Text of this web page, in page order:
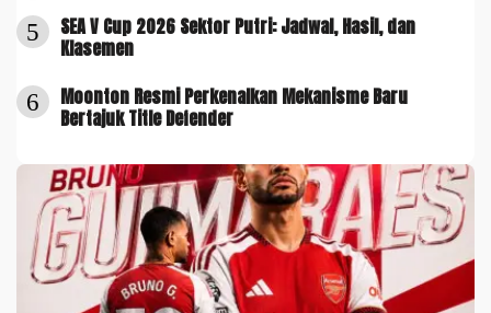
5
SEA V Cup 2026 Sektor Putri: Jadwal, Hasil, dan
Klasemen
6
Moonton Resmi Perkenalkan Mekanisme Baru
Bertajuk Title Defender